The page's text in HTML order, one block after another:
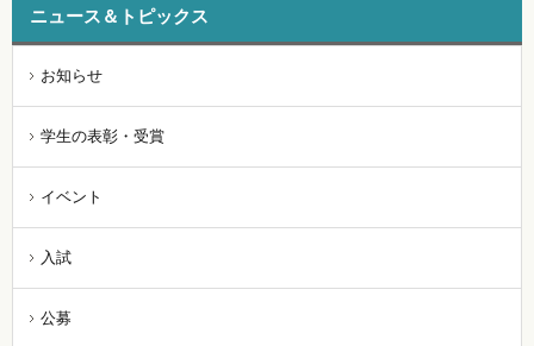
ニュース＆トピックス
お知らせ
学生の表彰・受賞
イベント
入試
公募